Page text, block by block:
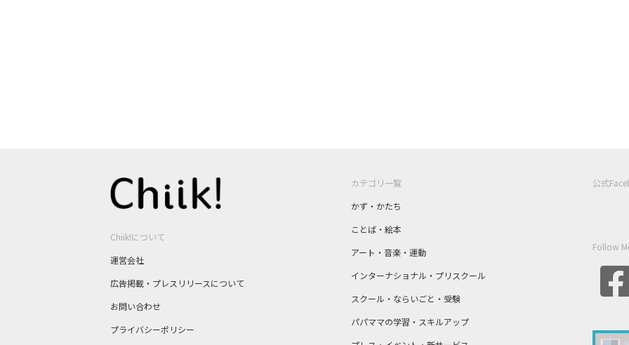
Chiik!について
運営会社
広告掲載・プレスリリースについて
お問い合わせ
プライバシーポリシー
カテゴリ一覧
かず・かたち
ことば・絵本
アート・音楽・運動
インターナショナル・プリスクール
スクール・ならいごと・受験
パパママの学習・スキルアップ
公式
Follow